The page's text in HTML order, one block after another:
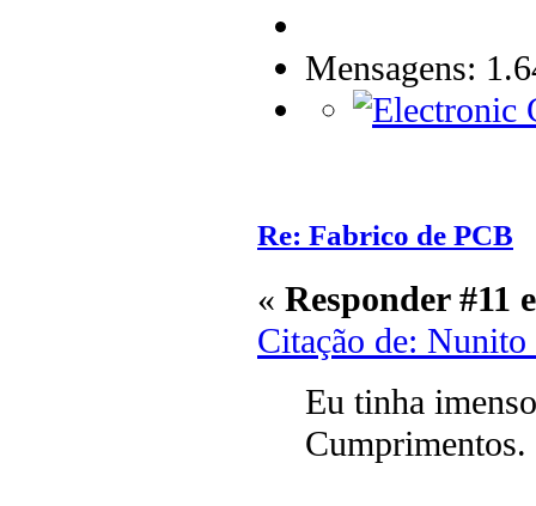
Mensagens:
Re: Fabrico de PCB
« Responder #11
Citação de:
Eu tinha
Cumprimentos.